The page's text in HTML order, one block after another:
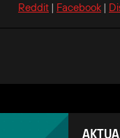
Reddit | Facebook |